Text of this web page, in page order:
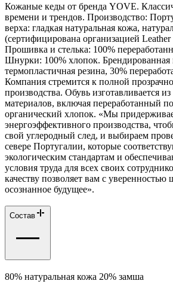
Кожаные кеды от бренда YOVE.
времени и трендов. Производство:
верха: гладкая натуральная кожа,
(сертифицирована организацией
Прошивка и стелька: 100%
Шнурки: 100% хлопок. Брендированная
термопластичная резина, 30%
Компания стремится к полной
производства. Обувь изготавливается
материалов, включая переработанный
органический хлопок. «Мы
энергоэффективного производства,
свой углеродный след, и выбираем
севере Португалии, которые
экологическим стандартам и
условия труда для всех своих
качеству позволяет вам с уверенностью
осознанное будущее».
Состав
80% натуральная кожа 20% замша